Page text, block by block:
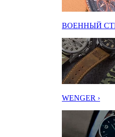
ВОЕННЫЙ
WENGER ›